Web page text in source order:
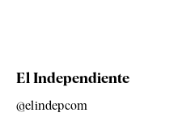
El Independiente
@elindepcom